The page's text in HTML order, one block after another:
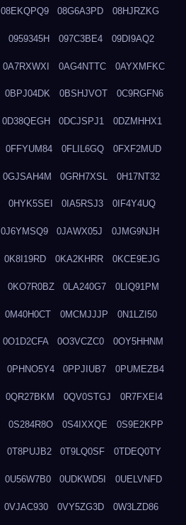
08EKQPQ9 08G6A3PD 08HJRZKG
0959345H 097C3BE4 09DI9AQ2
0A7RXWXI 0AG4NTTC 0AYXMFKC
0BPJ04DK 0BSHJVOT 0C9RGFN6
0D38QEGH 0DCJSPJ1 0DZMHHX1
0FFYUM84 0FLIL6GQ 0FXF2MUD
0GJSAH4M 0GRH7XSL 0H17NT32
0HYK5SEI 0IA5RSJ3 0IF4Y4UQ
0J6YMSQ9 0JAWX05J 0JMG9NJH
0K8I19RD 0KA2KHRR 0KCE9EJG
0KO7R0BZ 0LA240G7 0LIQ91PM
0M40H0CT 0MCMJJJP 0N1LZI50
0O1D2CFA 0O3VCZC0 0OY5HHNM
0PHNO5Y4 0PPJIUB7 0PUMEZB4
0QR27BKM 0QV0STGJ 0R7FXEI4
0S284R8O 0S4IXXQE 0S9E2KPP
0T8PUJB2 0T9LQ0SF 0TDEQ0TY
0U56W7B0 0UDKWD5I 0UELVNFD
0VJAC930 0VY5ZG3D 0W3LZD86